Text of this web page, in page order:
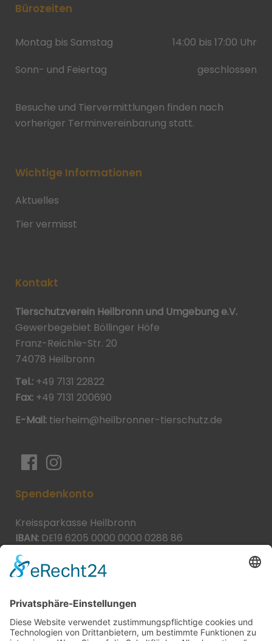
Bürozeiten
Montag bis Samstag
14:00 bis 17:00 Uhr
Sonn- und Feiertag
geschlossen
Besuche und Tiervermittlungen finden nach
vorheriger Terminvereinbarung statt.
Wichtige Informationen
Aktuelles
Tier vermisst
Kontakt
Tierschutzverein Heilbronn und Umgebung e.V.
Gewerbegebiet Böllinger Höfe
Franz-Reichle-Str. 20
74078 Heilbronn
Tel.: +49 7131 22822
Fax: +49 7131 200690
E-Mail: tierheim@heilbronner-tierschutz.de
Spendenkonto
Kreissparkasse Heilbronn
IBAN: DE19 6205 0000 0000 0288 86
BIC:
Spende direkt via PayPal
JETZT SPENDEN